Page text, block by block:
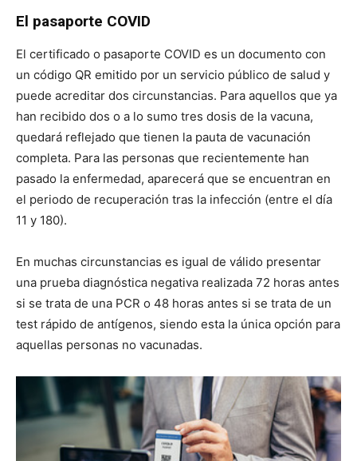
El pasaporte COVID
El certificado o pasaporte COVID es un documento con
un código QR emitido por un servicio público de salud y
puede acreditar dos circunstancias. Para aquellos que ya
han recibido dos o a lo sumo tres dosis de la vacuna,
quedará reflejado que tienen la pauta de vacunación
completa. Para las personas que recientemente han
pasado la enfermedad, aparecerá que se encuentran en
el periodo de recuperación tras la infección (entre el día
11 y 180).
En muchas circunstancias es igual de válido presentar
una prueba diagnóstica negativa realizada 72 horas antes
si se trata de una PCR o 48 horas antes si se trata de un
test rápido de antígenos, siendo esta la única opción para
aquellas personas no vacunadas.